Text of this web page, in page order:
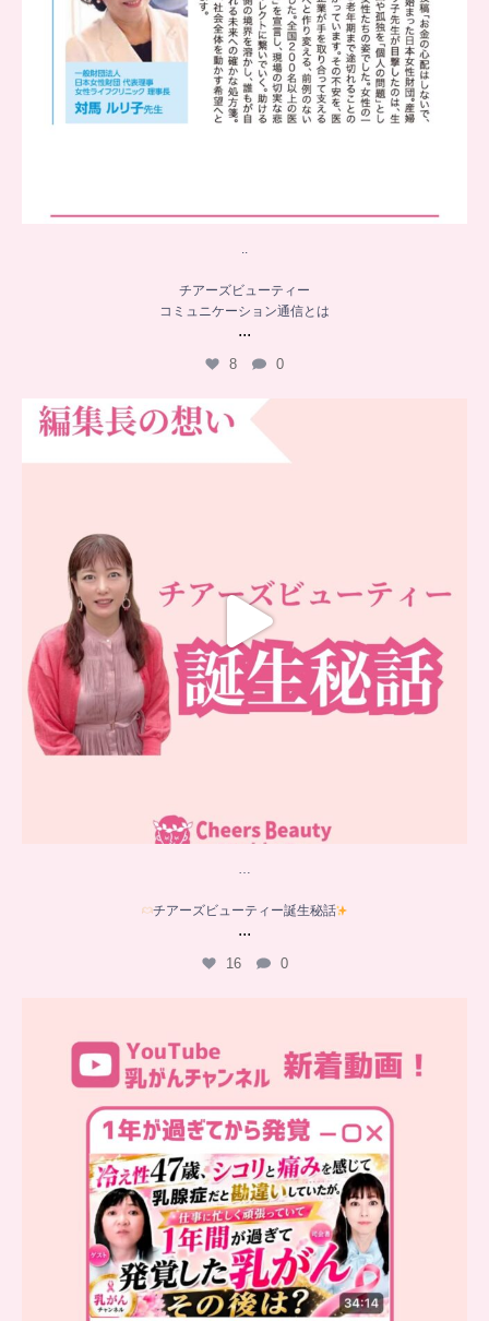
..
チアーズビューティー
コミュニケーション通信とは
...
8 0
チアーズビューティー誕生秘話
…
チアーズビューティー誕生秘話
...
16 0
新着動画
シコリと痛みを感じて
...
10